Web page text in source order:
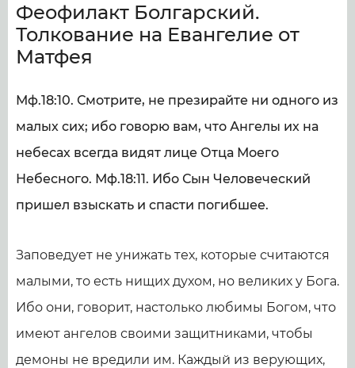
Феофилакт Болгарский.
Толкование на Евангелие от
Матфея
Мф.18:10. Смотрите, не презирайте ни одного из
малых сих; ибо говорю вам, что Ангелы их на
небесах всегда видят лице Отца Моего
Небесного. Мф.18:11. Ибо Сын Человеческий
пришел взыскать и спасти погибшее.
Заповедует не унижать тех, которые считаются
малыми, то есть нищих духом, но великих у Бога.
Ибо они, говорит, настолько любимы Богом, что
имеют ангелов своими защитниками, чтобы
демоны не вредили им. Каждый из верующих,